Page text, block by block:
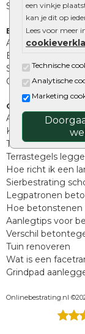
een vinkje
kan je dit op
Lees voor meer
Technische
Analytische
Marketing
Stapelblokken
Extra
Afwatering en
Beplantings en
Split, grind en
Oprit tegels
Overig
Aanbiedingen
Kunstgras
Tuintegels outlet
Terrastegels
Hoe richt ik een
Sierbestrating
Legpatronen
Hoe
Aanlegtips voor
Verschil
Tuin renoveren
Wat is een
Grindpad
Onlinebestrating.nl